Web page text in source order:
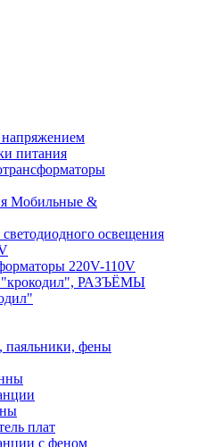
питания
Мобильные &
освещения
220V-110V
РАЗЪЁМЫ
паяльники, фены
плат
с феном